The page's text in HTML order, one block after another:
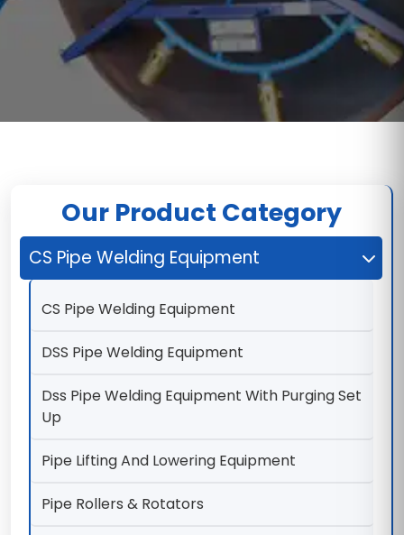
Our Product Category
CS Pipe Welding Equipment
CS Pipe Welding Equipment
DSS Pipe Welding Equipment
Dss Pipe Welding Equipment With Purging Set
Up
Pipe Lifting And Lowering Equipment
Pipe Rollers & Rotators